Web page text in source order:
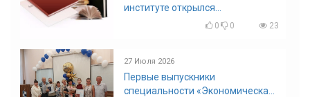
институте открылся
диссертационный совет!
0 0 23
27 Июля 2026
Первые выпускники
специальности «Экономическая